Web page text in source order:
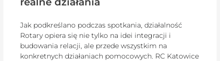
Jak podkreślano podczas spotkania, działalność
Rotary opiera się nie tylko na idei integracji i
budowania relacji, ale przede wszystkim na
konkretnych działaniach pomocowych. RC Katowice